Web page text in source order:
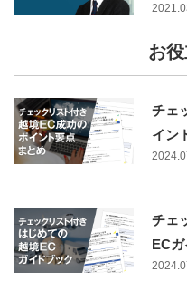
お
チェ
イン
チェ
EC